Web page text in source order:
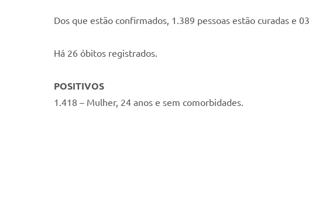
Dos que estão confirmados, 1.389 pessoas estão curadas e
Há 26 óbitos registrados.
POSITIVOS
1.418 – Mulher, 24 anos e sem comorbidades.